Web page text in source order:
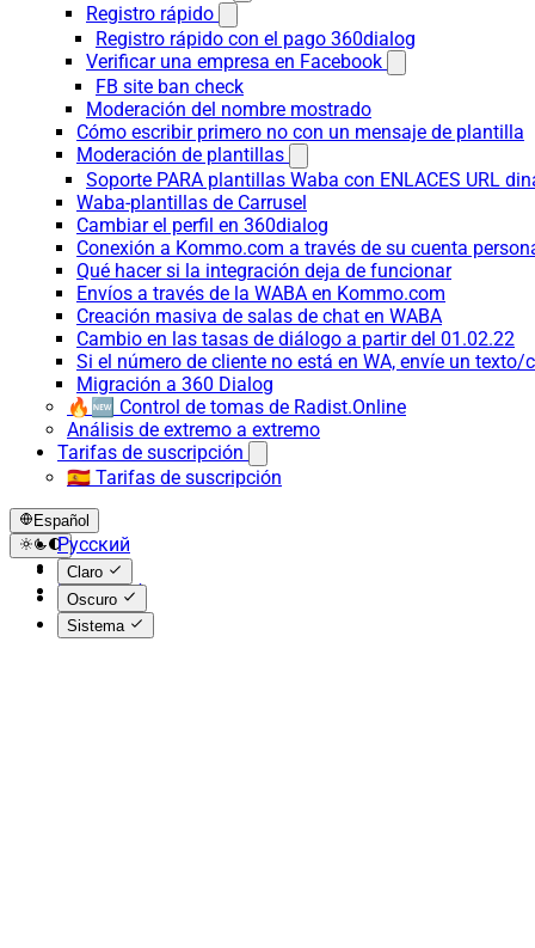
Registro rápido
Registro rápido con el pago 360dialog
Verificar una empresa en Facebook
FB site ban check
Moderación del nombre mostrado
Cómo escribir primero no con un mensaje de plantilla
Moderación de plantillas
Soporte PARA plantillas Waba con ENLACES URL
Waba-plantillas de Carrusel
Cambiar el perfil en 360dialog
Conexión a Kommo.com a través de su cuenta
Qué hacer si la integración deja de funcionar
Envíos a través de la WABA en Kommo.com
Creación masiva de salas de chat en WABA
Cambio en las tasas de diálogo a partir del 01.02.22
Si el número de cliente no está en WA, envíe un
Migración a 360 Dialog
🔥🆕 Control de tomas de Radist.Online
Análisis de extremo a extremo
Tarifas de suscripción
🇪🇸 Tarifas de suscripción
Español
Русский
English
Español
Claro
Oscuro
Sistema